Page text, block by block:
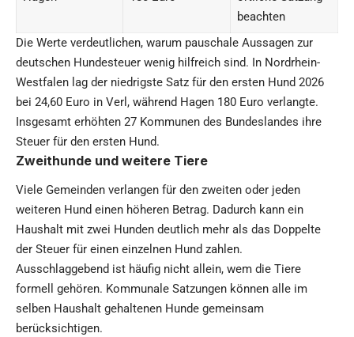
beachten
Die Werte verdeutlichen, warum pauschale Aussagen zur
deutschen Hundesteuer wenig hilfreich sind. In Nordrhein-
Westfalen lag der niedrigste Satz für den ersten Hund 2026
bei 24,60 Euro in Verl, während Hagen 180 Euro verlangte.
Insgesamt erhöhten 27 Kommunen des Bundeslandes ihre
Steuer für den ersten Hund.
Zweithunde und weitere Tiere
Viele Gemeinden verlangen für den zweiten oder jeden
weiteren Hund einen höheren Betrag. Dadurch kann ein
Haushalt mit zwei Hunden deutlich mehr als das Doppelte
der Steuer für einen einzelnen Hund zahlen.
Ausschlaggebend ist häufig nicht allein, wem die Tiere
formell gehören. Kommunale Satzungen können alle im
selben Haushalt gehaltenen Hunde gemeinsam
berücksichtigen.